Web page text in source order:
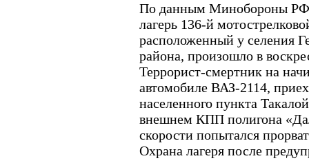
По данным Минобороны РФ,
лагерь 136-й
расположенный у селения
района, произошло в
Террорист-смертник на
автомобиле ВАЗ-2114,
населенного пункта
внешнем КПП полигона
скорости попытался
Охрана лагеря после